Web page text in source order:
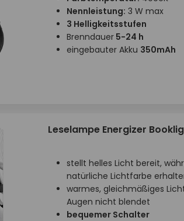
Nennleistung: 3 W max
3 Helligkeitsstufen
Brenndauer5-24 h
eingebauter Akku 350mAh
Leselampe Energizer
stellt helles Licht bereit,
natürliche Lichtfarbe
warmes, gleichmäßiges
Augen nicht blendet
bequemer Schalter